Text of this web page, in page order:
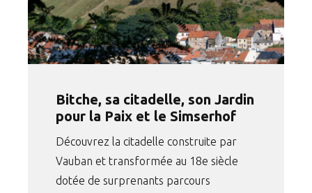
Bitche, sa citadelle, son Jardin
pour la Paix et le Simserhof
Découvrez la citadelle construite par
Vauban et transformée au 18e siècle
dotée de surprenants parcours